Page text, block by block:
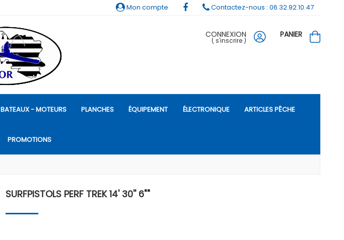
CONNEXION
( s'inscrire )
PANIER
BATEAUX - MOTEURS PLANCHES ÉQUIPEMENT ÉLECTRONIQUE ARTICLES PÊCHE
PROMOTIONS
SURFPISTOLS PERF TREK 14' 30'' 6""
Mon compte Contactez-nous : 06.32.92.10.47